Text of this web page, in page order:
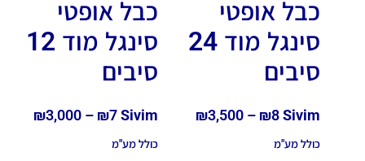
כבל אופטי
סינגל מוד 24
סיבים
Sivim
₪8
–
₪3,500
כולל מע"מ
כבל אופטי
סינגל מוד 12
סיבים
Sivim
₪7
–
₪3,000
כולל מע"מ